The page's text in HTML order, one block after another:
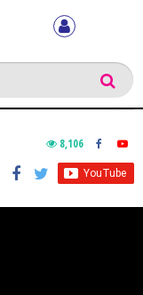
8,106